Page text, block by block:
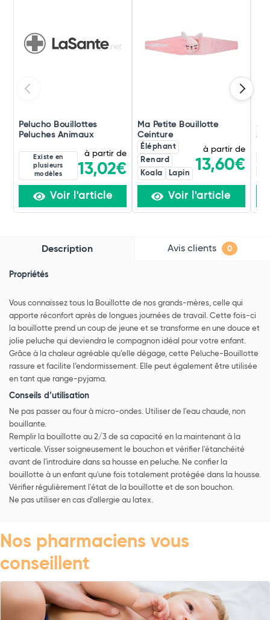
Pelucho Bouillottes
Peluches Animaux
Existe en
plusieurs
modèles
à partir de
13,02€
Voir l'article
Ma Petite Bouillotte
Ceinture
Éléphant
Renard
Koala
Lapin
à partir de
13,60€
Voir l'article
2 L
Description Avis clients 0
Propriétés
Vous connaissez tous la Bouillotte de nos grands-mères, celle qui
apporte réconfort après de longues journées de travail. Cette fois-ci
la bouillotte prend un coup de jeune et se transforme en une douce et
jolie peluche qui deviendra le compagnon idéal pour votre enfant.
Grâce à la chaleur agréable qu’elle dégage, cette Peluche-Bouillotte
rassure et facilite l’endormissement. Elle peut également être utilisée
en tant que range-pyjama.
Conseils d’utilisation
Ne pas passer au four à micro-ondes. Utiliser de l'eau chaude, non
bouillante.
Remplir la bouillotte au 2/3 de sa capacité en la maintenant à la
verticale. Visser soigneusement le bouchon et vérifier l'étanchéité
avant de l'introduire dans sa housse en peluche. Ne confier la
bouillotte à un enfant qu'une fois totalement protégée dans la housse.
Vérifier régulièrement l'état de la bouillotte et de son bouchon.
Ne pas utiliser en cas d'allergie au latex.
Nos pharmaciens vous
conseillent